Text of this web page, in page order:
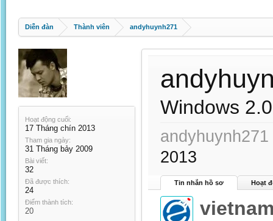
Diễn đàn Thành viên andyhuynh271
Hoạt động cuối:
17 Tháng chín 2013
Tham gia ngày:
31 Tháng bảy 2009
Bài viết:
32
Đã được thích:
24
Điểm thành tích:
20
Windows 2.0
2013
Tin nhắn hồ sơ Hoạt